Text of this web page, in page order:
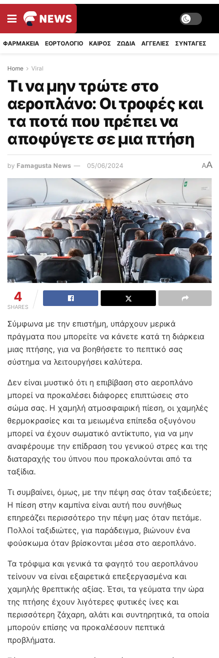
ΦΑΡΜΑΚΕΙΑ ΕΟΡΤΟΛΟΓΙΟ ΚΑΙΡΟΣ ΖΩΔΙΑ ΑΓΓΕΛΙΕΣ ΣΥΝΤΑΓΈΣ
Home Viral
Τι να μην τρώτε στο
αεροπλάνο: Oι τροφές και
τα ποτά που πρέπει να
αποφύγετε σε μια πτήση
by Famagusta News 05/06/2024 AA
4
SHARES
Σύμφωνα με την επιστήμη, υπάρχουν μερικά
πράγματα που μπορείτε να κάνετε κατά τη διάρκεια
μιας πτήσης, για να βοηθήσετε το πεπτικό σας
σύστημα να λειτουργήσει καλύτερα.
Δεν είναι μυστικό ότι η επιβίβαση στο αεροπλάνο
μπορεί να προκαλέσει διάφορες επιπτώσεις στο
σώμα σας. Η χαμηλή ατμοσφαιρική πίεση, οι χαμηλές
θερμοκρασίες και τα μειωμένα επίπεδα οξυγόνου
μπορεί να έχουν σωματικό αντίκτυπο, για να μην
αναφέρουμε την επίδραση του γενικού στρες και της
διαταραχής του ύπνου που προκαλούνται από τα
ταξίδια.
Τι συμβαίνει, όμως, με την πέψη σας όταν ταξιδεύετε;
Η πίεση στην καμπίνα είναι αυτή που συνήθως
επηρεάζει περισσότερο την πέψη μας όταν πετάμε.
Πολλοί ταξιδιώτες, για παράδειγμα, βιώνουν ένα
φούσκωμα όταν βρίσκονται μέσα στο αεροπλάνο.
Τα τρόφιμα και γενικά τα φαγητό του αεροπλάνου
τείνουν να είναι εξαιρετικά επεξεργασμένα και
χαμηλής θρεπτικής αξίας. Έτσι, τα γεύματα την ώρα
της πτήσης έχουν λιγότερες φυτικές ίνες και
περισσότερη ζάχαρη, αλάτι και συντηρητικά, τα οποία
μπορούν επίσης να προκαλέσουν πεπτικά
προβλήματα.